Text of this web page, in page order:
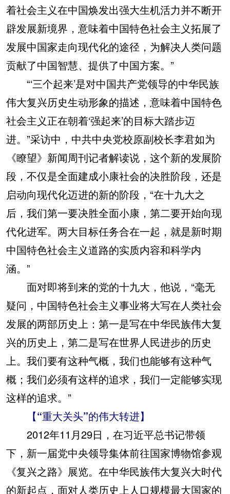
着社会主义在中国焕发出强大生机活力并不断开
辟发展新境界，意味着中国特色社会主义拓展了
发展中国家走向现代化的途径，为解决人类问题
贡献了中国智慧、提供了中国方案。”
“‘三个起来’是对中国共产党领导的中华民族
伟大复兴历史生动形象的描述，意味着中国特色
社会主义正在朝着‘强起来’的目标大踏步迈
进。”采访中，中共中央党校原副校长李君如为
《瞭望》新闻周刊记者解读说，这个新的发展阶
段，不仅是全面建成小康社会的决胜阶段，还是
启动向现代化迈进的新的阶段，“在十九大之
后，我们第一要决胜全面小康，第二要开始向现
代化进军。两大目标任务合在一起，就是新时期
中国特色社会主义道路的实质内容和科学内
涵。”
面对即将到来的党的十九大，他说，“毫无
疑问，中国特色社会主义事业将大写在人类社会
发展的两部历史上：第一是写在中华民族伟大复
兴的历史上，第二是写在世界人民进步的历史
上。我们要有这种气概，我们也能够有这种气
概；我们必须有这样的追求，我们一定能够实现
这样的追求。”
【“重大关头”的伟大转进】
2012年11月29日，在习近平总书记带领
下，新一届党中央领导集体前往国家博物馆参观
《复兴之路》展览。在中华民族伟大复兴大时代
的新起点，面对人类历史上人口规模最大国家的